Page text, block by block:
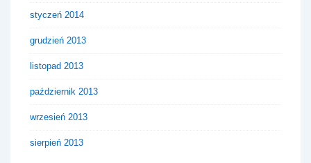
styczeń 2014
grudzień 2013
listopad 2013
październik 2013
wrzesień 2013
sierpień 2013